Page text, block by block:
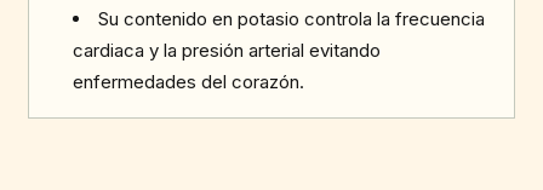
Su contenido en potasio controla la frecuencia
cardiaca y la presión arterial evitando
enfermedades del corazón.